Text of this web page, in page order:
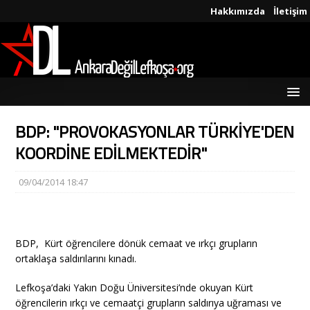
Hakkımızda İletişim
BDP: "PROVOKASYONLAR TÜRKİYE'DEN
KOORDİNE EDİLMEKTEDİR"
09/04/2014 18:47
BDP, Kürt öğrencilere dönük cemaat ve ırkçı grupların
ortaklaşa saldırılarını kınadı.
Lefkoşa’daki Yakın Doğu Üniversitesi’nde okuyan Kürt
öğrencilerin ırkçı ve cemaatçi grupların saldırıya uğraması ve